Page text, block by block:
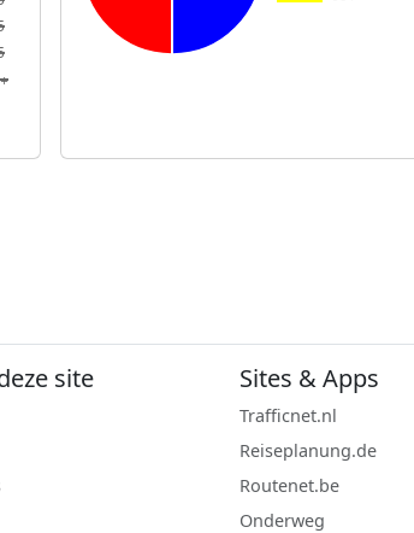
site Sites & Apps
Trafficnet.nl
Reiseplanung.de
Routenet.be
Onderweg